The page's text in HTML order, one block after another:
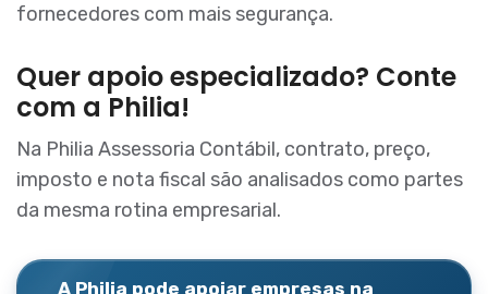
fornecedores com mais segurança.
Quer apoio especializado? Conte
com a Philia!
Na Philia Assessoria Contábil, contrato, preço,
imposto e nota fiscal são analisados como partes
da mesma rotina empresarial.
A Philia pode apoiar empresas na